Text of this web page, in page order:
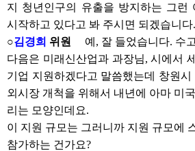
지 청년인구의 유출을 방지하는 그런
시작하고 있다고 봐 주시면 되겠습니다.
○김경희 위원
예, 잘 들었습니다. 수
다음은 미래신산업과 과장님, 시에서
기업 지원하겠다고 말씀했는데 창원시
외시장 개척을 위해서 내년에 아마 미
리는 모양인데요.
이 지원 규모는 그러니까 지원 규모에
참가하는 건가요?